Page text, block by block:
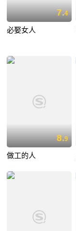
7.4
必娶女人
8.9
做工的人